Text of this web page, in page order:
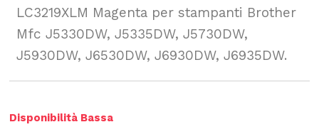
LC3219XLM Magenta per stampanti Brother
Mfc J5330DW, J5335DW, J5730DW,
J5930DW, J6530DW, J6930DW, J6935DW.
Disponibilità Bassa